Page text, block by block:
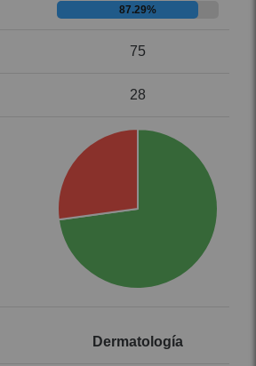
87.29%
75
28
Dermatología